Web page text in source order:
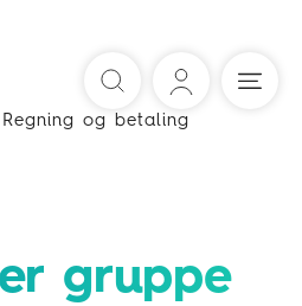
Regning og betaling
gruppe